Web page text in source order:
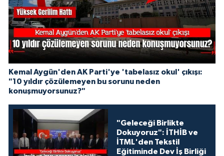
Kemal Aygün'den AK Parti'ye 'tabelasız okul' çıkışı:
"10 yıldır çözülemeyen bu sorunu neden
konuşmuyorsunuz?"
"Geleceği Birlikte
Dokuyoruz": İTHİB ve
İTML'den Tekstil
Eğitiminde Dev İş Birliği